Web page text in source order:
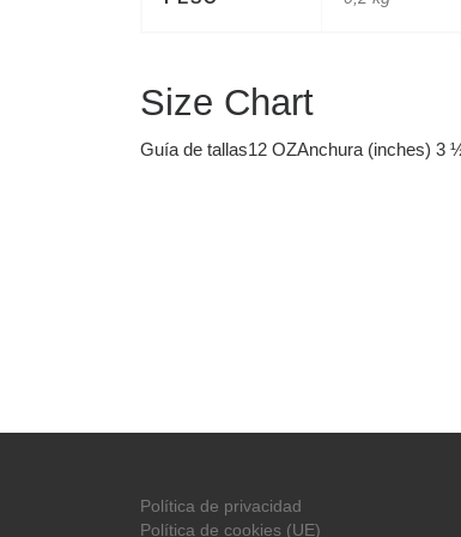
Size Chart
Guía de tallas12 OZAnchura (inches) 3
Política de privacidad
Política de cookies (UE)